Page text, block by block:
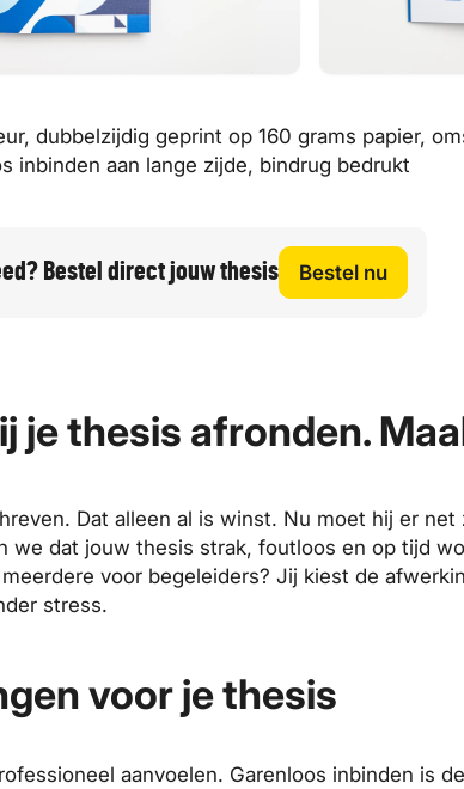
dubbelzijdig geprint op 160 grams papier,
inbinden aan lange zijde, bindrug bedrukt
Bestel direct jouw thesis Bestel nu
je thesis afronden.
Dat alleen al is winst. Nu moet hij er
we dat jouw thesis strak, foutloos en op tijd
voor begeleiders? Jij kiest de
stress.
voor je thesis
aanvoelen. Garenloos inbinden is